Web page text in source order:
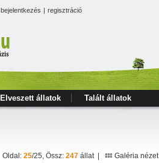
bejelentkezés | regisztráció
Elveszett állatok Talált állatok
Oldal: 25/25, Össz: 247 állat | Galéria nézet